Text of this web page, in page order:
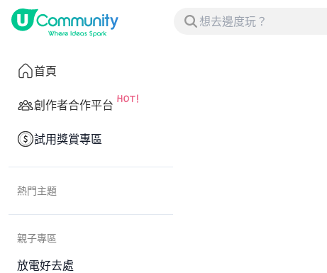
首頁
創作者合作平台
試用獎賞專區
熱門主題
親子專區
放電好去處